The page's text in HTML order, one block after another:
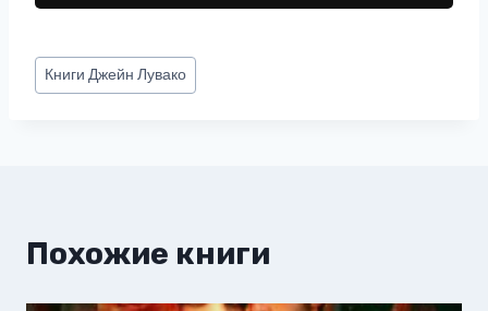
Метки
записи:
КнигиДжейн Лувако
Похожие книги